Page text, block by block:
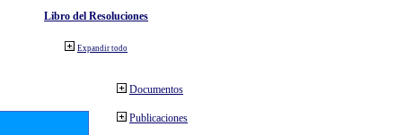
Libro del Resoluciones
Expandir todo
Documentos
Publicaciones